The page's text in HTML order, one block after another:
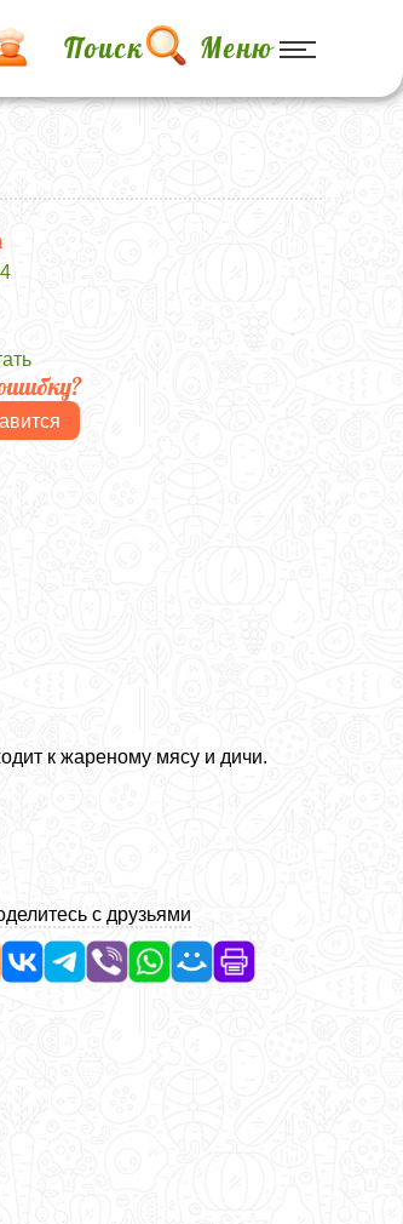
Поиск Меню
к жареному мясу и дичи.
с друзьями